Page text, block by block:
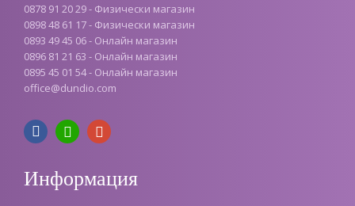
0878 91 20 29 - Физически магазин
0898 48 61 17 - Физически магазин
0893 49 45 06 - Онлайн магазин
0896 81 21 63 - Онлайн магазин
0895 45 01 54 - Онлайн магазин
office@dundio.com
Информация